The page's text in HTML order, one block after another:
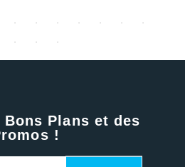
Plans et des
!